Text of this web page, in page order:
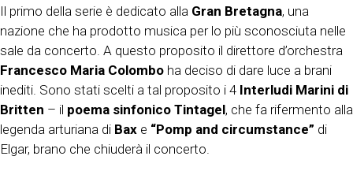
Il primo della serie è dedicato alla Gran Bretagna, una
nazione che ha prodotto musica per lo più sconosciuta nelle
sale da concerto. A questo proposito il direttore d’orchestra
Francesco Maria Colombo ha deciso di dare luce a brani
inediti. Sono stati scelti a tal proposito i 4 Interludi Marini di
Britten – il poema sinfonico Tintagel, che fa rifermento alla
legenda arturiana di Bax e “Pomp and circumstance” di
Elgar, brano che chiuderà il concerto.